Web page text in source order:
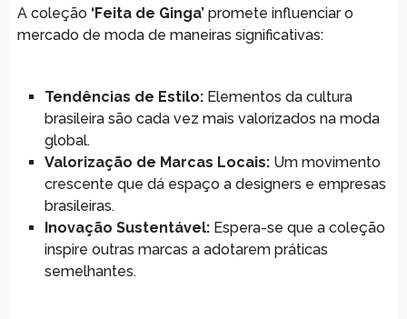
A coleção ‘Feita de Ginga’promete influenciar o
mercado de moda de maneiras significativas:
Tendências de Estilo:Elementos da cultura
brasileira são cada vez mais valorizados na moda
global.
Valorização de Marcas Locais:Um movimento
crescente que dá espaço a designers e empresas
brasileiras.
Inovação Sustentável:Espera-se que a coleção
inspire outras marcas a adotarem práticas
semelhantes.